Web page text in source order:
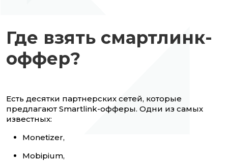
Где взять смартлинк-
оффер?
Есть десятки партнерских сетей, которые
предлагают Smartlink-офферы. Одни из самых
известных:
Monetizer,
Mobipium,